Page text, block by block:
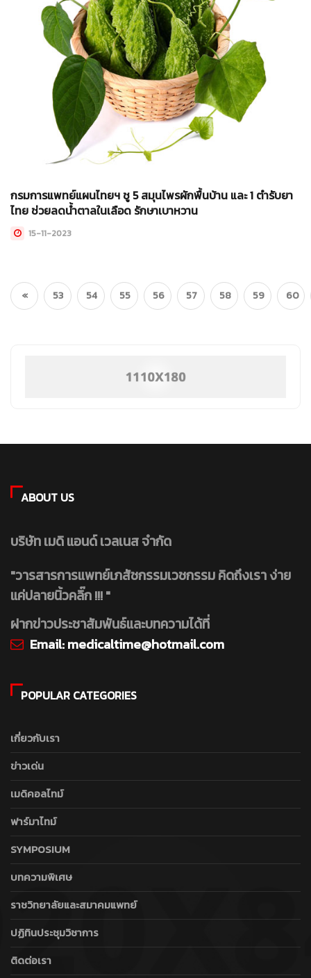
กรมการแพทย์แผนไทยฯ ชู 5 สมุนไพรผักพื้นบ้าน และ 1 ตำรับยา
ไทย ช่วยลดน้ำตาลในเลือด รักษาเบาหวาน
15-11-2023
« 53 54 55 56 57 58 59 60
ABOUT US
บริษัท เมดิ แอนด์ เวลเนส จำกัด
"วารสารการแพทย์เภสัชกรรมเวชกรรม คิดถึงเรา ง่าย
แค่ปลายนิ้วคลิ๊ก !!! "
ฝากข่าวประชาสัมพันธ์และบทความได้ที่
Email:medicaltime@hotmail.com
POPULAR CATEGORIES
เกี่ยวกับเรา
ข่าวเด่น
เมดิคอลไทม์
ฟาร์มาไทม์
SYMPOSIUM
บทความพิเศษ
ราชวิทยาลัยและสมาคมแพทย์
ปฏิทินประชุมวิชาการ
ติดต่อเรา